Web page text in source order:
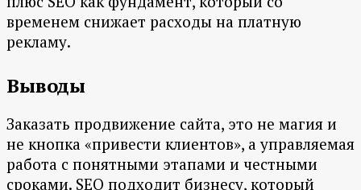
временем снижает расходы на платную
рекламу.
Выводы
Заказать продвижение сайта, это не магия и
не кнопка «привести клиентов», а управляемая
работа с понятными этапами и честными
сроками. SEO подходит бизнесу, который